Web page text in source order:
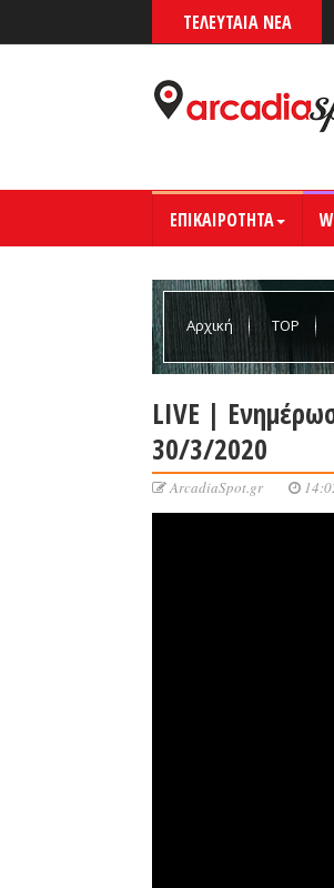
ΤΕΛΕΥΤΑΙΑ ΝΕΑ
ΕΠΙΚΑΙΡΟΤΗΤΑ
Αρχική TOP
LIVE |
30/3/2020
ArcadiaSpot.gr